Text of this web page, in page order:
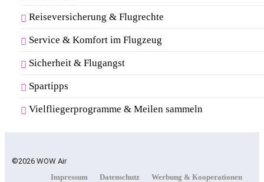
Reiseversicherung & Flugrechte
Service & Komfort im Flugzeug
Sicherheit & Flugangst
Spartipps
Vielfliegerprogramme & Meilen sammeln
©2026 WOW Air
Impressum
Datenschutz Werbung & Kooperationen